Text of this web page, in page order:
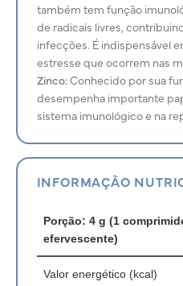
também tem função
de radicais livres,
infecções. É indispensável
estresse que ocorrem nas
Zinco:Conhecido por sua
desempenha importante
sistema imunológico e na
INFORMAÇÃO
Porção: 4 g (1
efervescente)
Valor energético (kcal)